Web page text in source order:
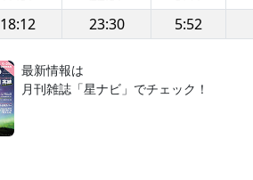
18:12 23:30 5:52
最新情報は
月刊雑誌「星ナビ」でチェック！